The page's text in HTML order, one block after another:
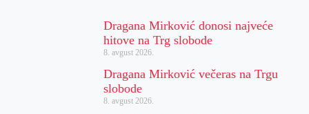
Dragana Mirković donosi najveće
hitove na Trg slobode
8. avgust 2026.
Dragana Mirković večeras na Trgu
slobode
8. avgust 2026.